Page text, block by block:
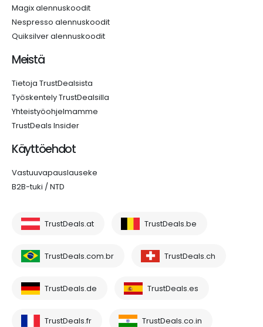
Magix alennuskoodit
Nespresso alennuskoodit
Quiksilver alennuskoodit
Meistä
Tietoja TrustDealsista
Työskentely TrustDealsilla
Yhteistyöohjelmamme
TrustDeals Insider
Käyttöehdot
Vastuuvapauslauseke
B2B-tuki / NTD
TrustDeals.at TrustDeals.be
TrustDeals.com.br TrustDeals.ch
TrustDeals.de TrustDeals.es
TrustDeals.fr TrustDeals.co.in